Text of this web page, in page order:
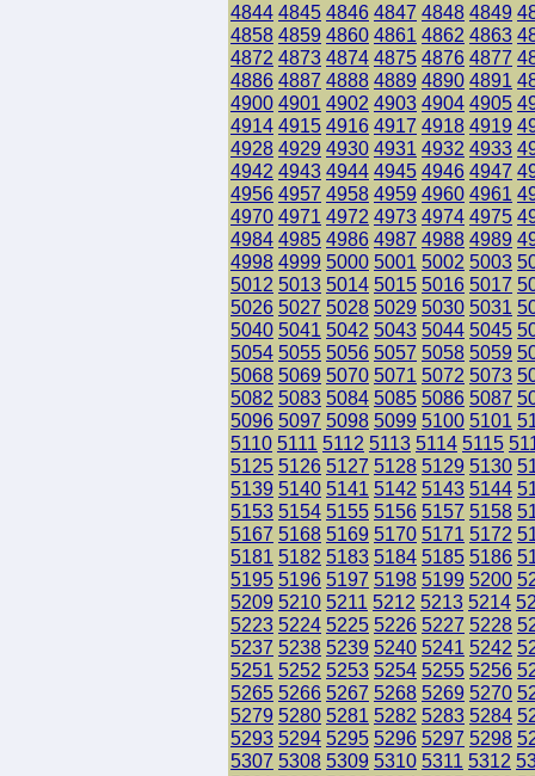
4844 4845 4846 4847 4848 4849
4858 4859 4860 4861 4862 4863
4872 4873 4874 4875 4876 4877
4886 4887 4888 4889 4890 4891
4900 4901 4902 4903 4904 4905
4914 4915 4916 4917 4918 4919
4928 4929 4930 4931 4932 4933
4942 4943 4944 4945 4946 4947
4956 4957 4958 4959 4960 4961
4970 4971 4972 4973 4974 4975
4984 4985 4986 4987 4988 4989
4998 4999 5000 5001 5002 5003
5012 5013 5014 5015 5016 5017
5026 5027 5028 5029 5030 5031
5040 5041 5042 5043 5044 5045
5054 5055 5056 5057 5058 5059
5068 5069 5070 5071 5072 5073
5082 5083 5084 5085 5086 5087
5096 5097 5098 5099 5100 5101
5110 5111 5112 5113 5114 5115
5125 5126 5127 5128 5129 5130
5139 5140 5141 5142 5143 5144
5153 5154 5155 5156 5157 5158
5167 5168 5169 5170 5171 5172
5181 5182 5183 5184 5185 5186
5195 5196 5197 5198 5199 5200
5209 5210 5211 5212 5213 5214
5223 5224 5225 5226 5227 5228
5237 5238 5239 5240 5241 5242
5251 5252 5253 5254 5255 5256
5265 5266 5267 5268 5269 5270
5279 5280 5281 5282 5283 5284
5293 5294 5295 5296 5297 5298
5307 5308 5309 5310 5311 5312